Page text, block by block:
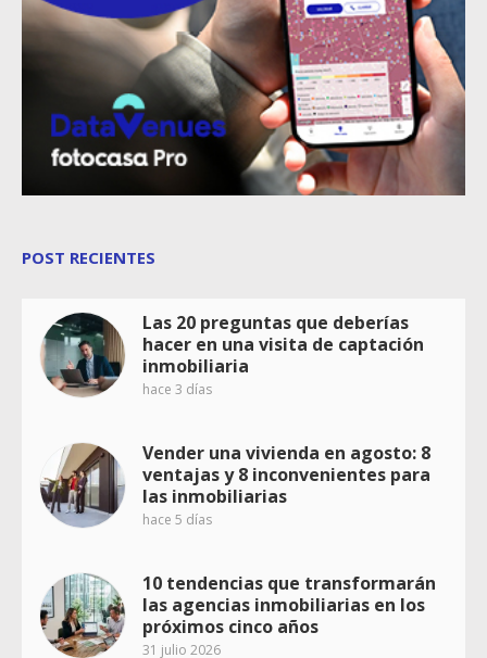
POST RECIENTES
Las 20 preguntas que deberías
hacer en una visita de captación
inmobiliaria
hace 3 días
Vender una vivienda en agosto: 8
ventajas y 8 inconvenientes para
las inmobiliarias
hace 5 días
10 tendencias que transformarán
las agencias inmobiliarias en los
próximos cinco años
31 julio 2026